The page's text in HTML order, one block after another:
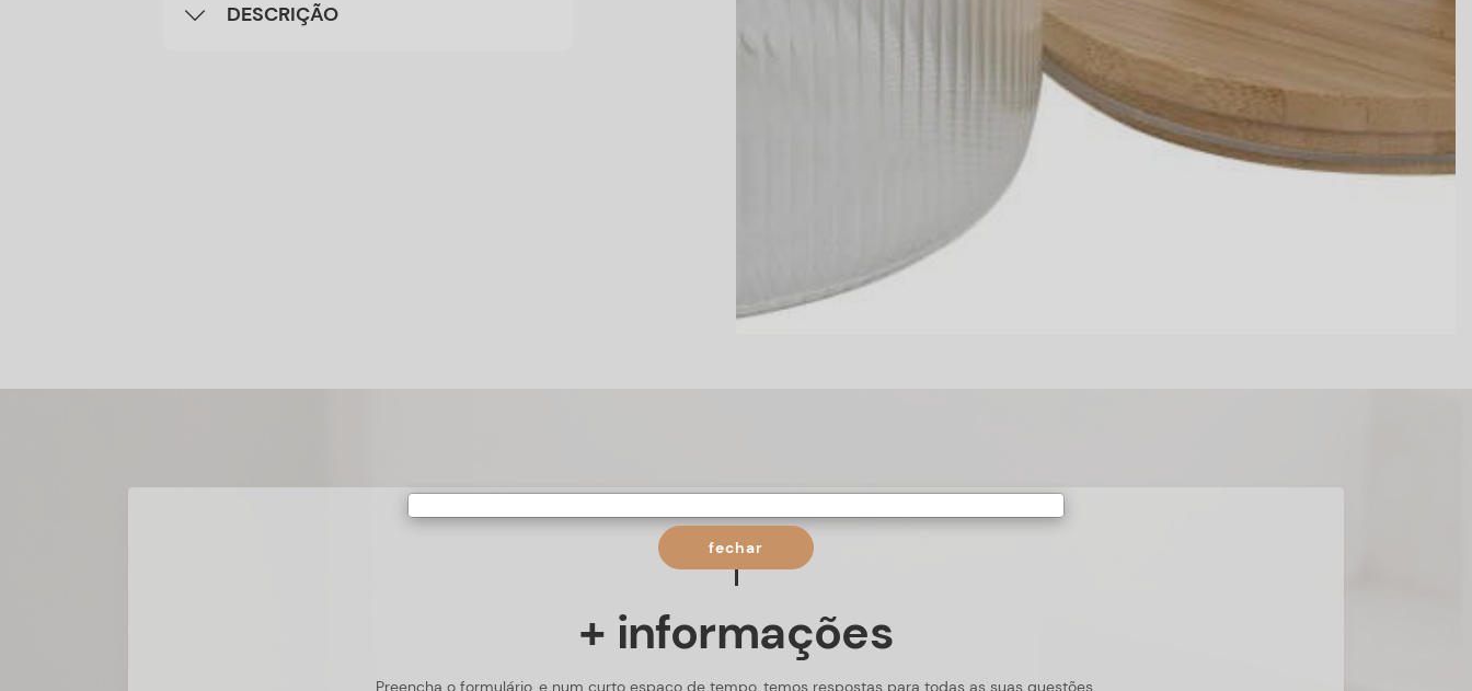
DESCRIÇÃO
+ informações
Preencha o formulário, e num curto espaço de tempo, temos respostas para todas as suas questões.
fechar